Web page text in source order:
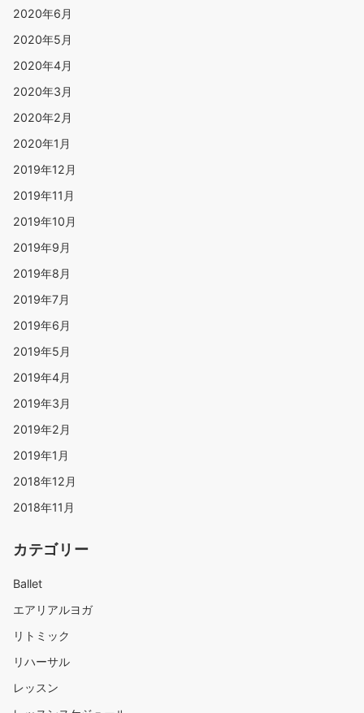
2020年6月
2020年5月
2020年4月
2020年3月
2020年2月
2020年1月
2019年12月
2019年11月
2019年10月
2019年9月
2019年8月
2019年7月
2019年6月
2019年5月
2019年4月
2019年3月
2019年2月
2019年1月
2018年12月
2018年11月
カテゴリー
Ballet
エアリアルヨガ
リトミック
リハーサル
レッスン